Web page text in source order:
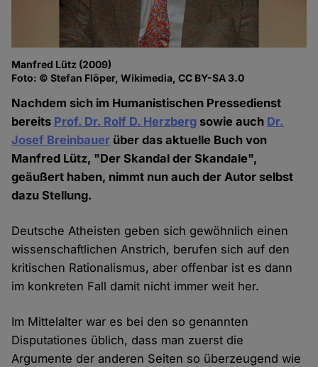
Manfred Lütz (2009)
Foto: © Stefan Flöper, Wikimedia, CC BY-SA 3.0
Nachdem sich im Humanistischen Pressedienst
bereits Prof. Dr. Rolf D. Herzberg sowie auch Dr.
Josef Breinbauer über das aktuelle Buch von
Manfred Lütz, "Der Skandal der Skandale",
geäußert haben, nimmt nun auch der Autor selbst
dazu Stellung.
Deutsche Atheisten geben sich gewöhnlich einen
wissenschaftlichen Anstrich, berufen sich auf den
kritischen Rationalismus, aber offenbar ist es dann
im konkreten Fall damit nicht immer weit her.
Im Mittelalter war es bei den so genannten
Disputationes üblich, dass man zuerst die
Argumente der anderen Seiten so überzeugend wie